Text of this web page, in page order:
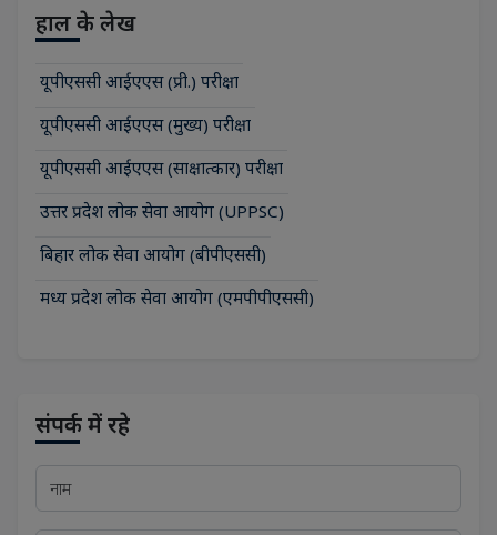
हाल के लेख
यूपीएससी आईएएस (प्री.) परीक्षा
यूपीएससी आईएएस (मुख्य) परीक्षा
यूपीएससी आईएएस (साक्षात्कार) परीक्षा
उत्तर प्रदेश लोक सेवा आयोग (UPPSC)
बिहार लोक सेवा आयोग (बीपीएससी)
मध्य प्रदेश लोक सेवा आयोग (एमपीपीएससी)
संपर्क में रहे